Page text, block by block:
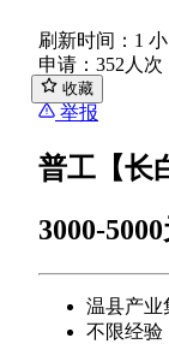
刷新时间：1
申请：352人次
收藏
举报
普工【长
3000-5000
温县产业
不限经验